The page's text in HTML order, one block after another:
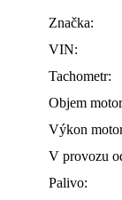
Značka:
VIN:
Tachometr:
Objem
Výkon
V provozu
Palivo: